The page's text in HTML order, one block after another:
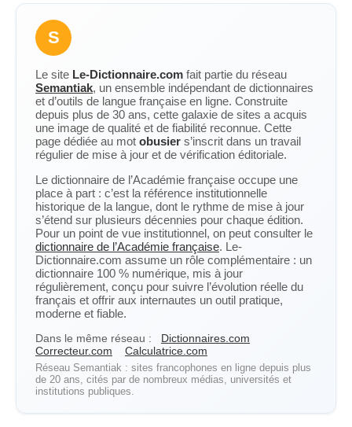
S
Le site Le-Dictionnaire.com fait partie du réseau
Semantiak, un ensemble indépendant de dictionnaires
et d’outils de langue française en ligne. Construite
depuis plus de 30 ans, cette galaxie de sites a acquis
une image de qualité et de fiabilité reconnue. Cette
page dédiée au mot obusier s’inscrit dans un travail
régulier de mise à jour et de vérification éditoriale.
Le dictionnaire de l’Académie française occupe une
place à part : c’est la référence institutionnelle
historique de la langue, dont le rythme de mise à jour
s’étend sur plusieurs décennies pour chaque édition.
Pour un point de vue institutionnel, on peut consulter le
dictionnaire de l’Académie française. Le-
Dictionnaire.com assume un rôle complémentaire : un
dictionnaire 100 % numérique, mis à jour
régulièrement, conçu pour suivre l’évolution réelle du
français et offrir aux internautes un outil pratique,
moderne et fiable.
Dans le même réseau :
Dictionnaires.com
Correcteur.com
Calculatrice.com
Réseau Semantiak : sites francophones en ligne depuis plus
de 20 ans, cités par de nombreux médias, universités et
institutions publiques.